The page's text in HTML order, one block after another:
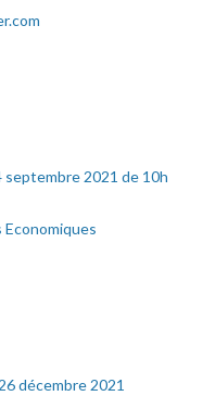
septembre 2021 de 10h
Economiques
décembre 2021